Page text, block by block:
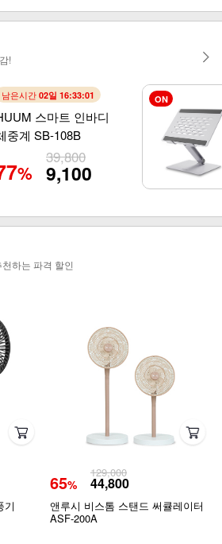
!
남은시간 02일 16:32:58
스마트 인바디
중계 SB-108B
%
39,800
9,100
ON
하는 파격 할인
기
65%
129,000
44,800
앤루시 비스톰 스탠드 써큘레이터
ASF-200A